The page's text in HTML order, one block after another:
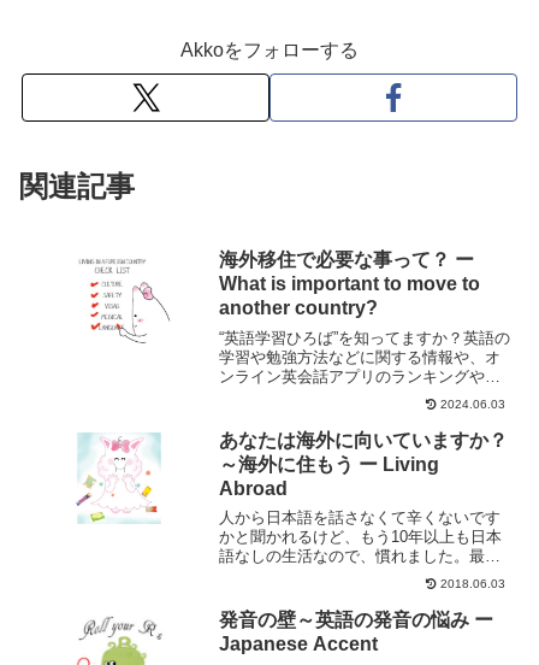
Akkoをフォローする
関連記事
海外移住で必要な事って？ ー
What is important to move to
another country?
“英語学習ひろば”を知ってますか？英語の
学習や勉強方法などに関する情報や、オ
ンライン英会話アプリのランキングや比
較もしている結構優秀なサイトです。特
に英語学習に関する記事を掲載していま
すが、面白いのは「調査結果」の欄で、
海外についての調査だ...
2024.06.03
あなたは海外に向いていますか？
～海外に住もう ー Living
Abroad
人から日本語を話さなくて辛くないです
かと聞かれるけど、もう10年以上も日本
語なしの生活なので、慣れました。最初
の1年は大変でしたけど。もう英語喋りた
くないし、聞きたくもなーいなんてこと
も何度もあったし。しばらく日本語を使
わない生活をしていて...
2018.06.03
発音の壁～英語の発音の悩み ー
Japanese Accent